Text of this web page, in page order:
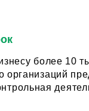
более 10
отметили в МНС. Что выявляют камеральные